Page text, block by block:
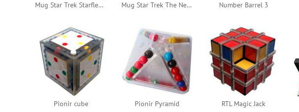
Mug Star Trek Starfleet Academy Mug Star Trek The Next Generation Number Barrel 3
Pionir cube Pionir Pyramid RTL Magic Jack